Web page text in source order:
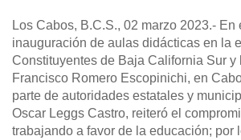
Los Cabos, B.C.S., 02 marzo 2023.- En
inauguración de aulas didácticas en la
Constituyentes de Baja California Sur y
Francisco Romero Escopinichi, en
parte de autoridades estatales y
Oscar Leggs Castro, reiteró el
trabajando a favor de la educación; por